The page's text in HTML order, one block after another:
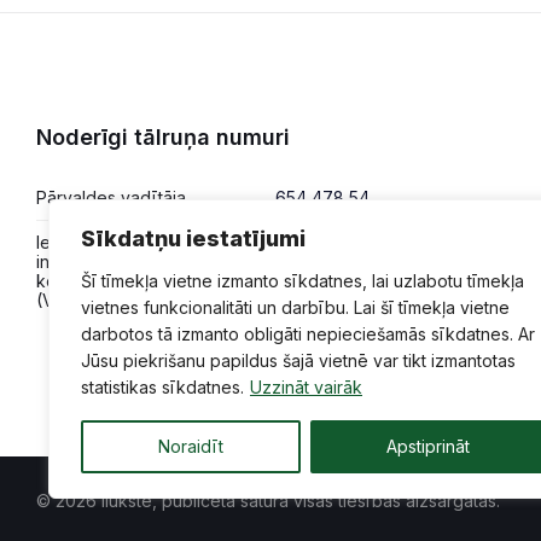
Sīkdatņu iestatījumi
Šī tīmekļa vietne izmanto sīkdatnes, lai uzlabotu tīmekļa
vietnes funkcionalitāti un darbību. Lai šī tīmekļa vietne
darbotos tā izmanto obligāti nepieciešamās sīkdatnes. Ar
Jūsu piekrišanu papildus šajā vietnē var tikt izmantotas
statistikas sīkdatnes. Uzzināt vairāk
Noraidīt Apstiprināt
Noderīgi tālruņa numuri
Pārvaldes vadītāja 654 478 54
Iesniegumi,
informācija,
konsultācijas
(VPVKAC)
654 478 50
© 2026 Ilūkste, publicētā satura visas tiesības aizsargātas.